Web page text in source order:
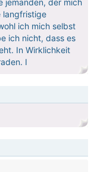
jemanden, der mich
langfristige
ich mich selbst
ich nicht, dass es
In Wirklichkeit
I